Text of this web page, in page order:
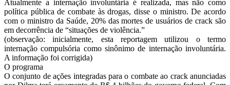
Atualmente a internação involuntária é realizada, mas não como
política pública de combate às drogas, disse o ministro. De acordo
com o ministro da Saúde, 20% das mortes de usuários de crack são
em decorrência de “situações de violência.”
(observação: inicialmente, esta reportagem utilizou o termo
internação compulsória como sinônimo de internação involuntária.
A informação foi corrigida)
O programa
O conjunto de ações integradas para o combate ao crack anunciadas